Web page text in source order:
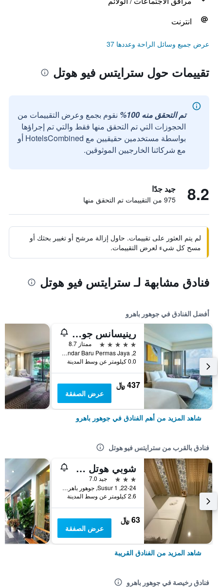
انترنت
عرض جميع وسائل الراحة وعددها 37
تقييمات حول سترايتس فيو هوتل
تم التحقق منه 100%
نقوم بجمع وعرض التقييمات من
الحجوزات التي تم التحقق منها فقط والتي تم إجراؤها
بواسطة مستخدمين حقيقيين مع HotelsCombined أو
مع شركائنا الخارجيين الموثوقين.
8.2 جيد جدًا
975 من التقييمات تم التحقق منها
لم يتم العثور على تقييمات. حاول إزالة مرشح أو تغيير بحثك أو
مسح كل شيء لعرض التقييمات.
فنادق مشابهة لـ سترايتس فيو هوتل
أفضل الفنادق في جوهور باهرو
رينيسانس جوهور بهرو هوتل
5 نجوم
ممتاز 8.7
2, Jalan Permas 11, Bandar Baru Permas Jaya, جوهور باهرو, ماليزيا
0.0 كيلومتر عن وسط المدينة
437 ﷼
عرض الصفقة
شاهد المزيد من أهم الفنادق في جوهور باهرو
فنادق بالقرب من سترايتس فيو هوتل
شوبي هوتل جوهور باهرو ني ري يسيك اي بي
3 نجوم
جيد 7.0
22-24, Susur 1, جوهور باهرو, ماليزيا
2.6 كيلومتر عن وسط المدينة
63 ﷼
عرض الصفقة
شاهد المزيد من الفنادق القريبة
فنادق رخيصة في جوهور باهرو